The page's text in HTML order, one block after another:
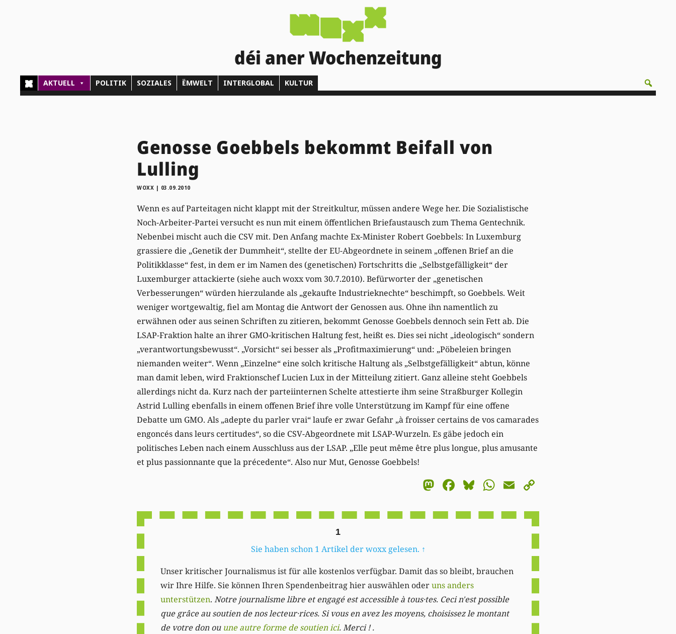
déi aner Wochenzeitung
AKTUELL POLITIK SOZIALES ËMWELT INTERGLOBAL KULTUR
Genosse Goebbels bekommt Beifall von
Lulling
WOXX | 03.09.2010
Wenn es auf Parteitagen nicht klappt mit der Streitkultur, müssen andere Wege her. Die Sozialistische
Noch-Arbeiter-Partei versucht es nun mit einem öffentlichen Briefaustausch zum Thema Gentechnik.
Nebenbei mischt auch die CSV mit. Den Anfang machte Ex-Minister Robert Goebbels: In Luxemburg
grassiere die „Genetik der Dummheit“, stellte der EU-Abgeordnete in seinem „offenen Brief an die
Politikklasse“ fest, in dem er im Namen des (genetischen) Fortschritts die „Selbstgefälligkeit“ der
Luxemburger attackierte (siehe auch woxx vom 30.7.2010). Befürworter der „genetischen
Verbesserungen“ würden hierzulande als „gekaufte Industrieknechte“ beschimpft, so Goebbels. Weit
weniger wortgewaltig, fiel am Montag die Antwort der Genossen aus. Ohne ihn namentlich zu
erwähnen oder aus seinen Schriften zu zitieren, bekommt Genosse Goebbels dennoch sein Fett ab. Die
LSAP-Fraktion halte an ihrer GMO-kritischen Haltung fest, heißt es. Dies sei nicht „ideologisch“ sondern
„verantwortungsbewusst“. „Vorsicht“ sei besser als „Profitmaximierung“ und: „Pöbeleien bringen
niemanden weiter“. Wenn „Einzelne“ eine solch kritische Haltung als „Selbstgefälligkeit“ abtun, könne
man damit leben, wird Fraktionschef Lucien Lux in der Mitteilung zitiert. Ganz alleine steht Goebbels
allerdings nicht da. Kurz nach der parteiinternen Schelte attestierte ihm seine Straßburger Kollegin
Astrid Lulling ebenfalls in einem offenen Brief ihre volle Unterstützung im Kampf für eine offene
Debatte um GMO. Als „adepte du parler vrai“ laufe er zwar Gefahr „à froisser certains de vos camarades
engoncés dans leurs certitudes“, so die CSV-Abgeordnete mit LSAP-Wurzeln. Es gäbe jedoch ein
politisches Leben nach einem Ausschluss aus der LSAP. „Elle peut même être plus longue, plus amusante
et plus passionnante que la précedente“. Also nur Mut, Genosse Goebbels!
Mastodon
Facebook
Bluesky
WhatsApp
Email
1
Sie haben schon 1 Artikel der woxx gelesen. ↑
Unser kritischer Journalismus ist für alle kostenlos verfügbar. Damit das so bleibt, brauchen
wir Ihre Hilfe. Sie können Ihren Spendenbeitrag hier auswählen oderuns anders
unterstützen. Notre journalisme libre et engagé est accessible à tous·tes. Ceci n'est possible
que grâce au soutien de nos lecteur·rices. Si vous en avez les moyens, choisissez le montant
de votre don ou une autre forme de soutien ici. Merci ! .